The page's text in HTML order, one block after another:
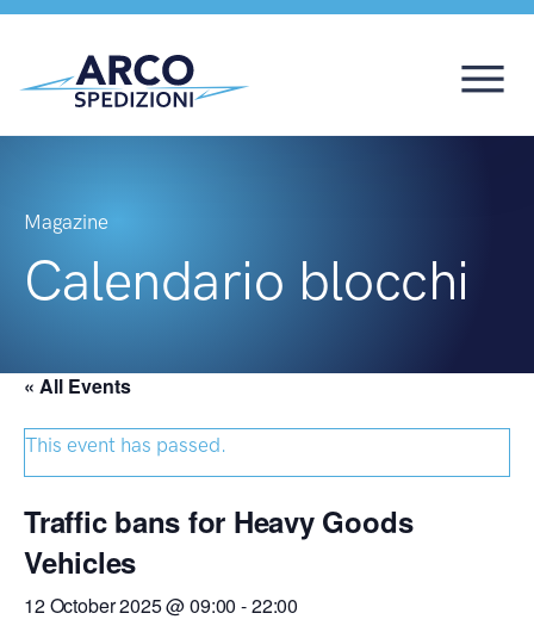
Magazine
Calendario blocchi
« All Events
This event has passed.
Traffic bans for Heavy Goods
Vehicles
12 October 2025 @ 09:00 -22:00